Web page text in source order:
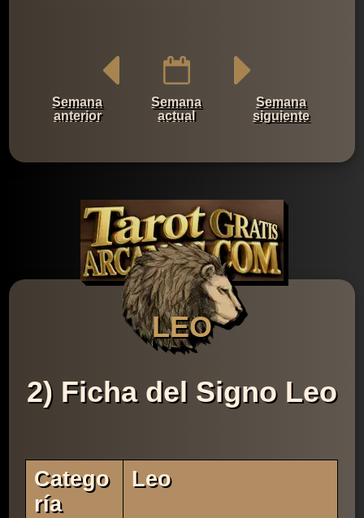
Semana
anterior
Semana
actual
Semana
siguiente
LEO
2) Ficha del Signo Leo
Catego
Ría
Leo